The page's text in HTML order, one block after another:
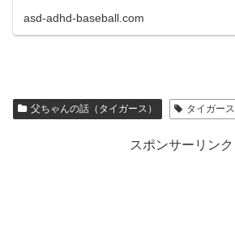
中はあいかわらず途...
asd-adhd-baseball.com
父ちゃんの話（タイガース） タイガース
スポンサーリンク